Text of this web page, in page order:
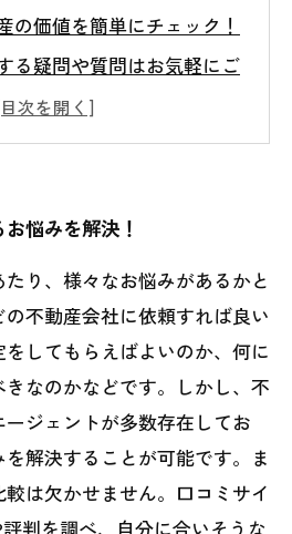
の価値を簡単にチェック！
る疑問や質問はお気軽にご
売却を進めるポイントと
員があなたの不動産売却を
悩みを解決！
り、様々なお悩みがあるかと
不動産会社に依頼すれば良い
してもらえばよいのか、何に
なのかなどです。しかし、不
ジェントが多数存在してお
解決することが可能です。ま
は欠かせません。口コミサイ
評判を調べ、自分に合いそうな